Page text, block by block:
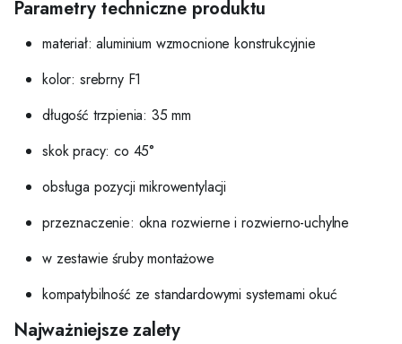
Parametry techniczne produktu
materiał: aluminium wzmocnione konstrukcyjnie
kolor: srebrny F1
długość trzpienia: 35 mm
skok pracy: co 45°
obsługa pozycji mikrowentylacji
przeznaczenie: okna rozwierne i rozwierno-uchylne
w zestawie śruby montażowe
kompatybilność ze standardowymi systemami okuć
Najważniejsze zalety